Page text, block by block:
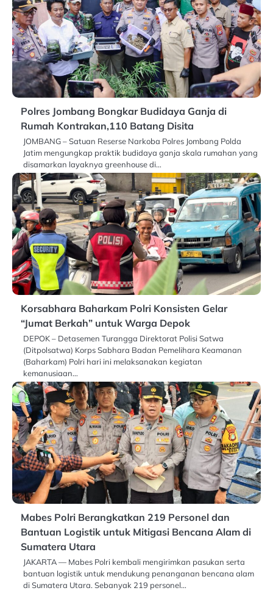
Polres Jombang Bongkar Budidaya Ganja di
Rumah Kontrakan,110 Batang Disita
JOMBANG – Satuan Reserse Narkoba Polres Jombang Polda
Jatim mengungkap praktik budidaya ganja skala rumahan yang
disamarkan layaknya greenhouse di…
Korsabhara Baharkam Polri Konsisten Gelar
“Jumat Berkah” untuk Warga Depok
DEPOK – Detasemen Turangga Direktorat Polisi Satwa
(Ditpolsatwa) Korps Sabhara Badan Pemelihara Keamanan
(Baharkam) Polri hari ini melaksanakan kegiatan
kemanusiaan…
Mabes Polri Berangkatkan 219 Personel dan
Bantuan Logistik untuk Mitigasi Bencana Alam di
Sumatera Utara
JAKARTA — Mabes Polri kembali mengirimkan pasukan serta
bantuan logistik untuk mendukung penanganan bencana alam
di Sumatera Utara. Sebanyak 219 personel…